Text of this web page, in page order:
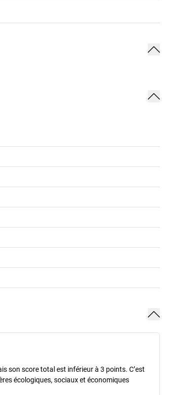
son score total est inférieur à 3 points. C’est
écologiques, sociaux et économiques